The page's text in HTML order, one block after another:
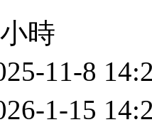
時
11-8
1-15